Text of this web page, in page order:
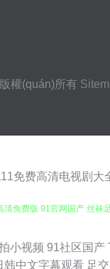
版權(quán)所有
免费高清电视剧
免费版 91官网国产 丝袜
小视频 91社区国产
韩中文字幕观看 足